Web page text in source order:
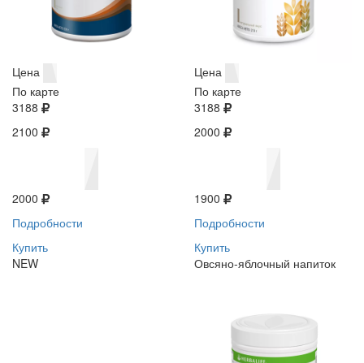
Цена
По карте
3188
2100
2000
Подробности
Купить
NEW
Цена
По карте
3188
2000
1900
Подробности
Купить
Овсяно-яблочный напиток